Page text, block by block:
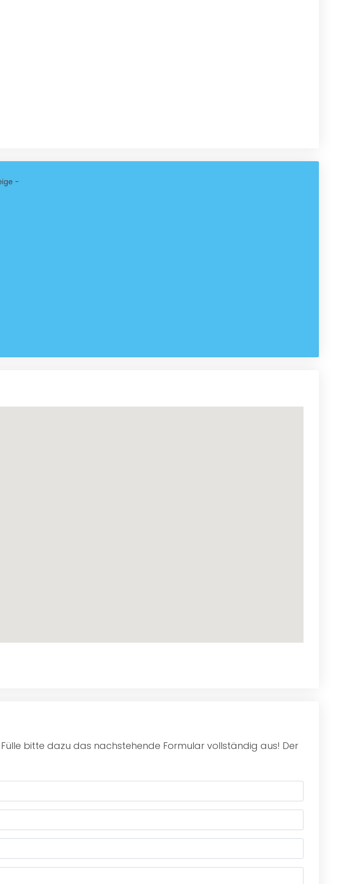
-
bitte dazu das nachstehende Formular vollständig aus! Der